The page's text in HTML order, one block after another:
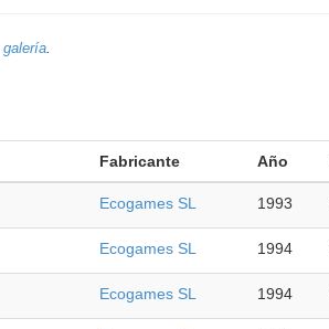
galería.
Fabricante Año
Ecogames SL 1993
Ecogames SL 1994
Ecogames SL 1994